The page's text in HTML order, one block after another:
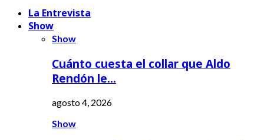
La Entrevista
Show
Show
Cuánto cuesta el collar que Aldo
Rendón le…
agosto 4, 2026
Show